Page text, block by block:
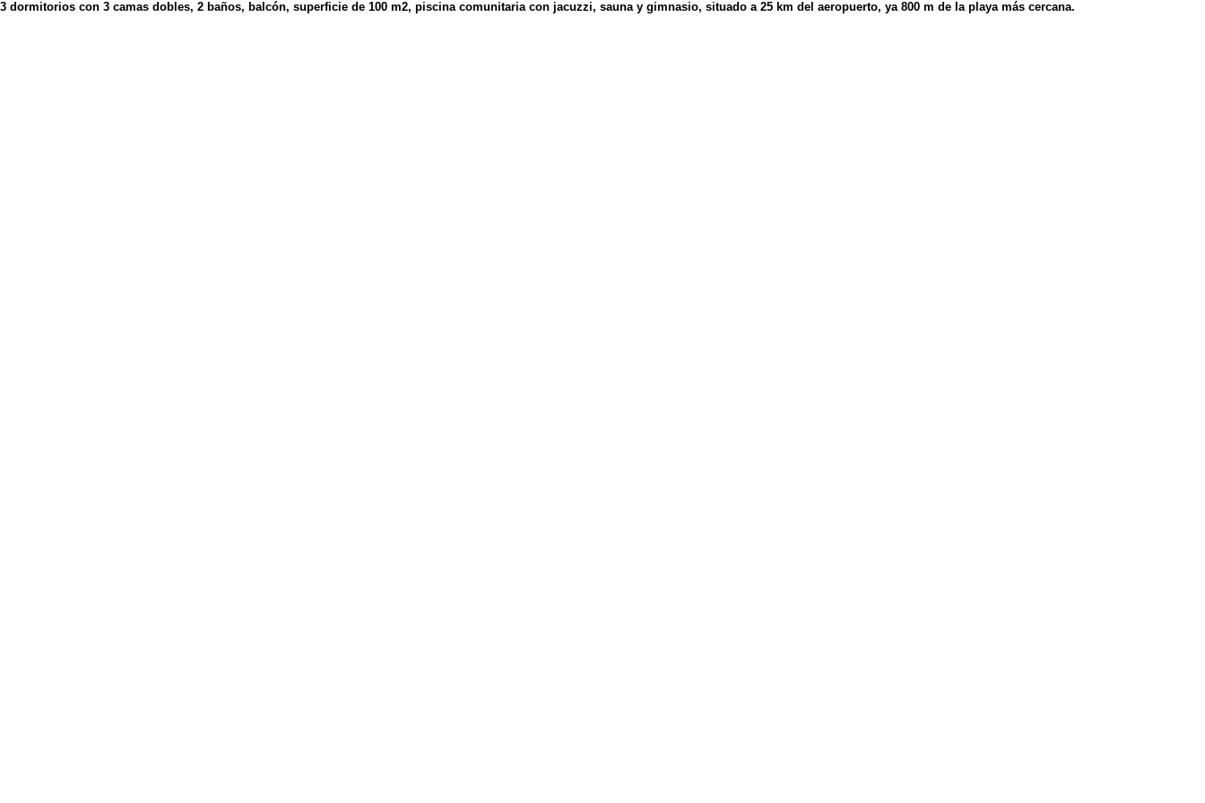
3 dormitorios con 3 camas dobles, 2 baños, balcón, superficie de 100 m2, piscina comunitaria con jacuzzi, sauna y gimnasio, situado a 25 km del aeropuerto, ya 800 m de la playa más cercana.